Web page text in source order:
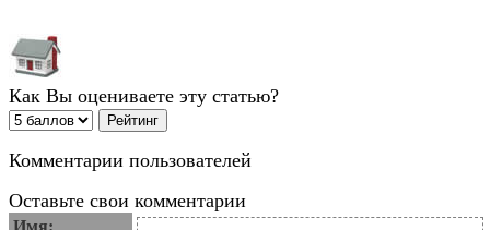
Как Вы оцениваете эту статью?
Комментарии пользователей
Оставьте свои комментарии
Имя: